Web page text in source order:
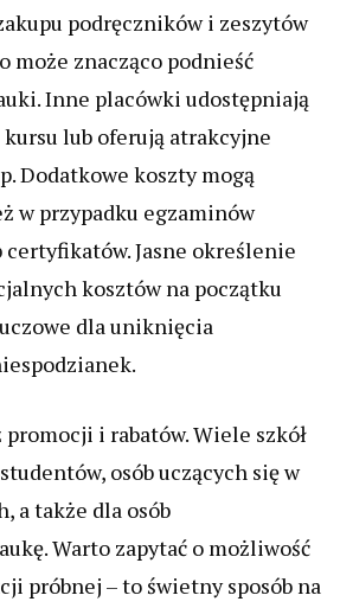
podręczników i zeszytów
może znacząco podnieść
Inne placówki udostępniają
lub oferują atrakcyjne
Dodatkowe koszty mogą
w przypadku egzaminów
Jasne określenie
kosztów na początku
dla uniknięcia
i rabatów. Wiele szkół
osób uczących się w
a także dla osób
Warto zapytać o możliwość
próbnej – to świetny sposób na